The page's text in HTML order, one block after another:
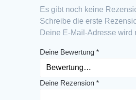
Es gibt noch keine
Schreibe die erste
Deine E-Mail-Adresse wird
Deine Bewertung*
Deine Rezension*